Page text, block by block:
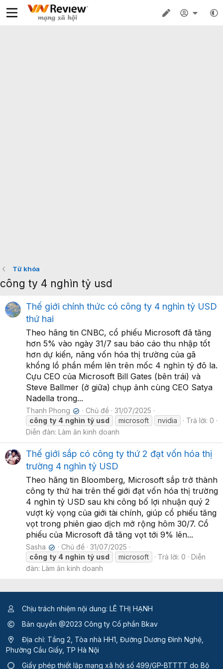
Từ khóa
công ty 4 nghìn tỷ usd
Thế giới chính thức có công ty 4 nghìn tỷ USD
thứ hai
Theo hãng tin CNBC, cổ phiếu Microsoft đã tăng
hơn 5% vào ngày 31/7 sau báo cáo thu nhập tốt
hơn dự kiến, nâng vốn hóa thị trường của gã
khổng lồ phần mềm lên trên mốc 4 nghìn tỷ đô la.
Cựu CEO của Microsoft Bill Gates (bên trái) và
Steve Ballmer (ở giữa) chụp ảnh cùng CEO Satya
Nadella trong...
Thanh Phong ✔ Chủ đề
31/07/2025
công ty 4 nghìn tỷ usd microsoft nvidia
Trả lời: 0
Diễn đàn: Làm ăn kinh doanh
Thế giới sắp có công ty thứ 2 đạt vốn hóa thị
trường 4 nghìn tỷ USD
Theo hãng tin Bloomberg, Microsoft sắp trở thành
công ty thứ hai trên thế giới đạt vốn hóa thị trường
4 nghìn tỷ USD sau khi công bố lợi nhuận quý 2
vượt kỳ vọng của giới tài chính, giúp cổ phiếu tăng
vọt trong phiên giao dịch mở rộng hôm 30/7. Cổ
phiếu của Microsoft đã tăng vọt tới 9% lên...
Sasha ✔ Chủ đề
31/07/2025
công ty 4 nghìn tỷ usd microsoft Trả lời: 0
Diễn
đàn: Làm ăn kinh doanh
Chịu trách nhiệm nội dung: LÊ THỊ HẠNH
Bản quyền @2023 Công ty Cổ phần Bkav
Địa chỉ: Tầng 2, Tòa nhà HH1, Đường Dương Đình Nghệ,
Phường Cầu Giấy, TP Hà Nội
Giấy phép thiết lập mạng xã hội số 499/GP-BTTTT do Bộ